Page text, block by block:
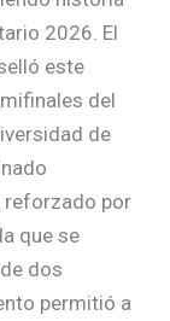
2026. El
este
del
de
reforzado por
que se
dos
permitió a